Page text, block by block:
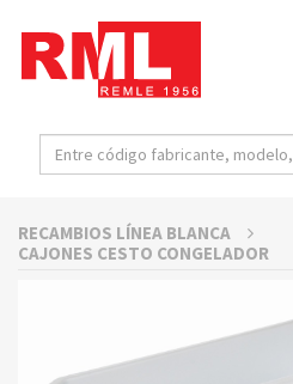
RECAMBIOS LÍNEA BLANCA
CAJONES CESTO CONGELADOR